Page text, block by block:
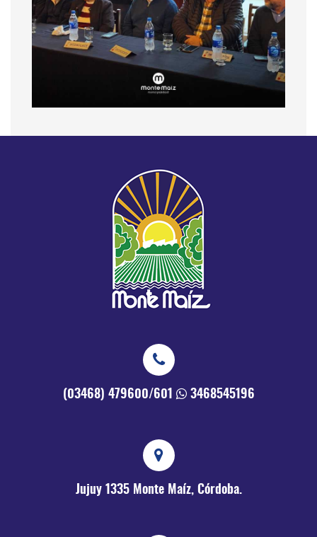
(03468) 479600/601 3468545196
Jujuy 1335 Monte Maíz, Córdoba.